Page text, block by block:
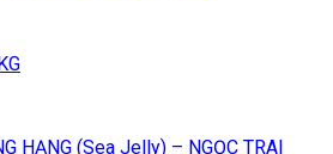
HẠNG (Sea Jelly) – NGỌC TRAI